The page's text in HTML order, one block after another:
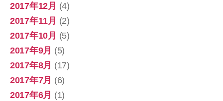
2017年12月 (4)
2017年11月 (2)
2017年10月 (5)
2017年9月 (5)
2017年8月 (17)
2017年7月 (6)
2017年6月 (1)